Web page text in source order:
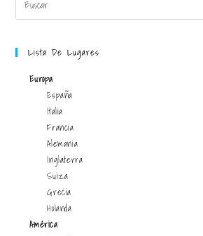
Lista De Lugares
Europa
España
Italia
Francia
Alemania
Inglaterra
Suiza
Grecia
Holanda
América